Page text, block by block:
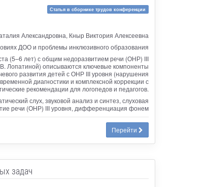
Статья в сборнике трудов конференции
Александровна, Кныр Виктория Алексеевна
ДОО и проблемы инклюзивного образования
(5–6 лет) с общим недоразвитием речи (ОНР) III
Лопатиной) описываются ключевые компоненты
развития детей с ОНР III уровня (нарушения
диагностики и комплексной коррекции с
рекомендации для логопедов и педагогов.
слух, звуковой анализ и синтез, слуховая
речи (ОНР) III уровня, дифференциация фонем
Перейти
задач